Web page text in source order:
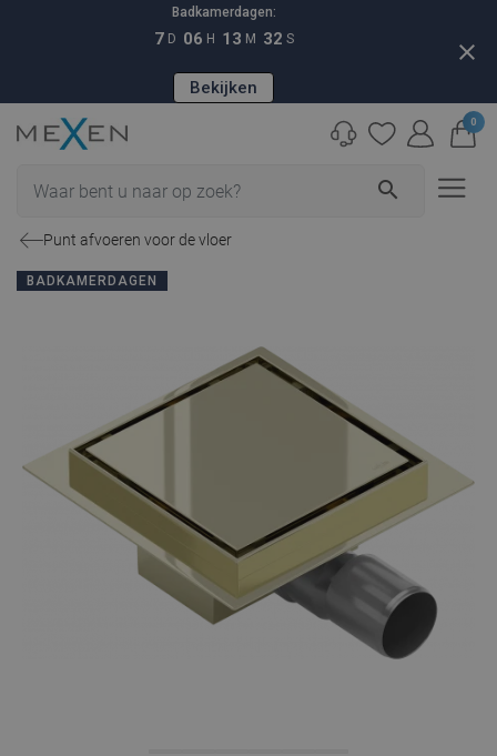
Badkamerdagen:
7 D 06 H 13 M 31 S
Bekijken
close
search
0
Punt afvoeren voor de vloer
BADKAMERDAGEN